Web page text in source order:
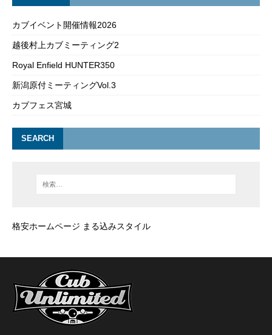
カブイベント開催情報2026
越後村上カブミーティング2
Royal Enfield HUNTER350
新潟原付ミーティングVol.3
カブフェス宮城
SEARCH
格安ホームページ まる込みスタイル